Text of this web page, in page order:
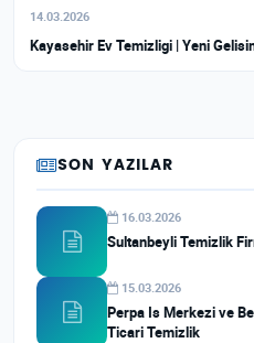
14.03.2026
Kayasehir Ev Temizligi | Yeni
SON YAZILAR
16.03.2026
Sultanbeyli Temizlik
15.03.2026
Perpa Is Merkezi ve
Ticari Temizlik